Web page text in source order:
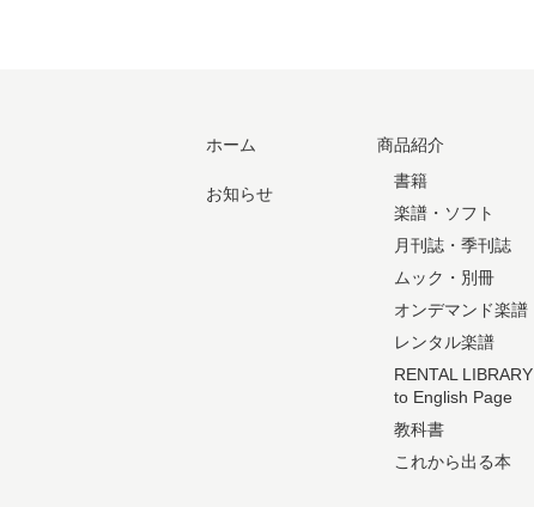
ホーム
お知らせ
商品紹介
書籍
楽譜・ソフト
月刊誌・季刊誌
ムック・別冊
オンデマンド楽譜
レンタル楽譜
RENTAL LIBRARY
to English Page
教科書
これから出る本